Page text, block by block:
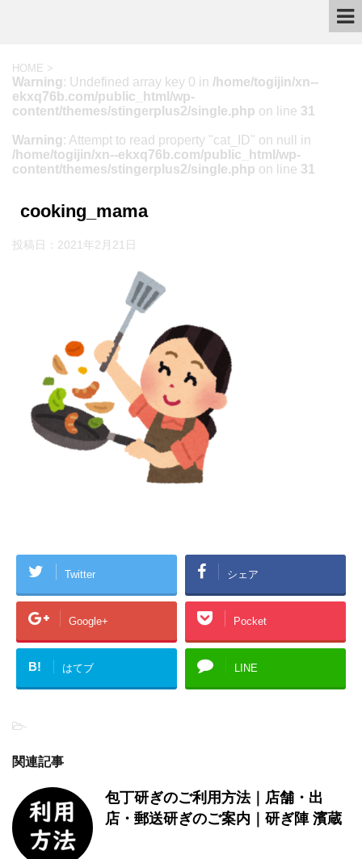
HOME >
Warning: Undefined array key 0 in /home/togijin/xn--
ekxq76b.com/public_html/wp-
content/themes/stingerplus2/single.php on line 31
Warning: Attempt to read property "cat_ID" on null in
/home/togijin/xn--ekxq76b.com/public_html/wp-
content/themes/stingerplus2/single.php on line 31
cooking_mama
投稿日： 2021年2月21日
Twitter シェア
Google+ Pocket
B! はてブ LINE
-
関連記事
包丁研ぎのご利用方法｜店舗・出
店・郵送研ぎのご案内｜研ぎ陣 濱蔵